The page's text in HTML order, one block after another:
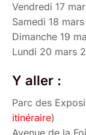
Vendredi 17
Samedi 18
Dimanche 19
Lundi 20 mars
Y aller :
Parc des
itinéraire)